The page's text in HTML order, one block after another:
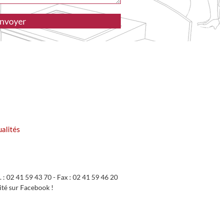
02 41 59 43 70 - Fax : 02 41 59 46 20
sur Facebook !